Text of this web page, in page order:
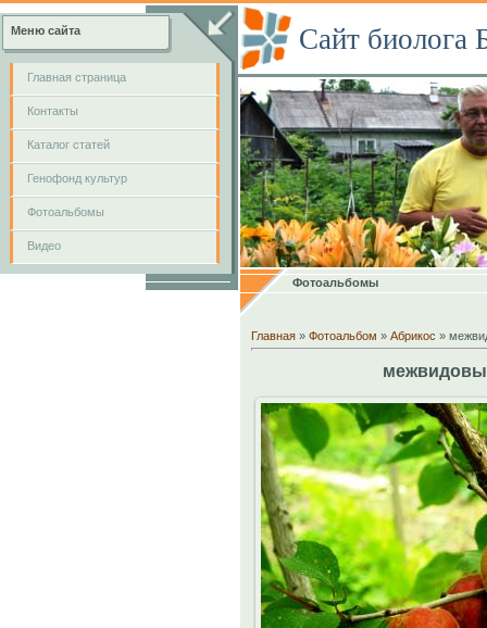
Меню сайта
Главная страница
Контакты
Каталог статей
Генофонд культур
Фотоальбомы
Видео
Сайт биолога
Фотоальбомы
Главная » Фотоальбом » Абрикос »